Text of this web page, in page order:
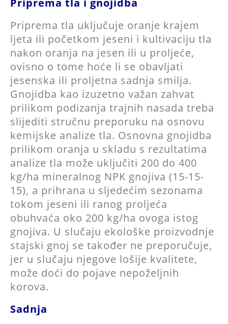
Priprema tla i gnojidba
Priprema tla uključuje oranje krajem
ljeta ili početkom jeseni i kultivaciju tla
nakon oranja na jesen ili u proljeće,
ovisno o tome hoće li se obavljati
jesenska ili proljetna sadnja smilja.
Gnojidba kao izuzetno važan zahvat
prilikom podizanja trajnih nasada treba
slijediti stručnu preporuku na osnovu
kemijske analize tla. Osnovna gnojidba
prilikom oranja u skladu s rezultatima
analize tla može uključiti 200 do 400
kg/ha mineralnog NPK gnojiva (15-15-
15), a prihrana u sljedećim sezonama
tokom jeseni ili ranog proljeća
obuhvaća oko 200 kg/ha ovoga istog
gnojiva. U slučaju ekološke proizvodnje
stajski gnoj se također ne preporučuje,
jer u slučaju njegove lošije kvalitete,
može doći do pojave nepoželjnih
korova.
Sadnja